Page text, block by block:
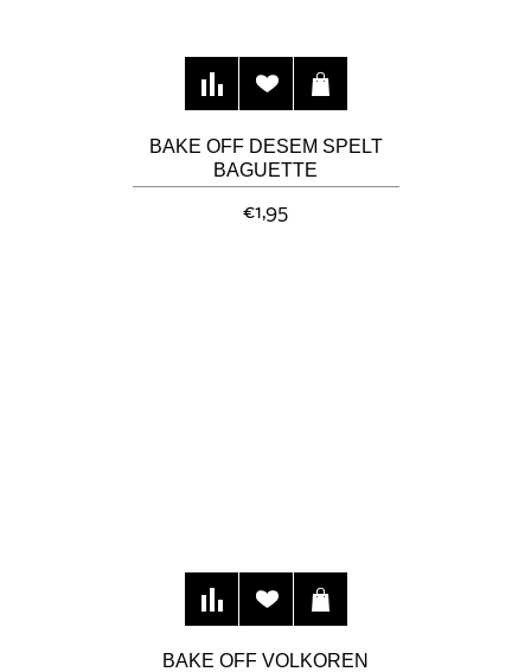
BAKE OFF DESEM SPELT
BAGUETTE
€1,95
BAKE OFF VOLKOREN